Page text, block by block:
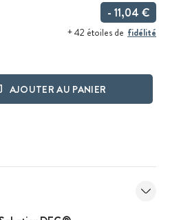
- 11,04 €
+ 42 étoiles de fidélité
AJOUTER AU PANIER